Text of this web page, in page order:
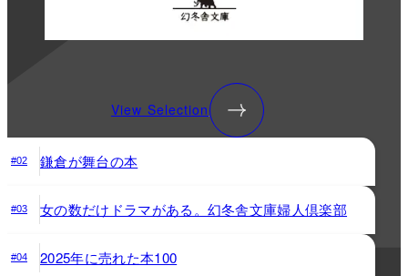
View Selection
#02 鎌倉が舞台の本
#03 女の数だけドラマがある。幻冬舎文庫婦人倶楽部
#04 2025年に売れた本100